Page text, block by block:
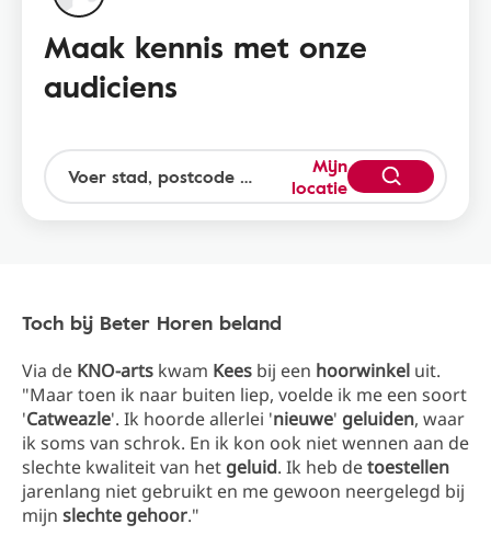
Maak kennis met onze
audiciens
Mijn
locatie
Toch bij Beter Horen beland
Via de KNO-arts kwam Kees bij een hoorwinkel uit.
"Maar toen ik naar buiten liep, voelde ik me een soort
'Catweazle'. Ik hoorde allerlei 'nieuwe' geluiden, waar
ik soms van schrok. En ik kon ook niet wennen aan de
slechte kwaliteit van het geluid. Ik heb detoestellen
jarenlang niet gebruikt en me gewoon neergelegd bij
mijn slechte gehoor."